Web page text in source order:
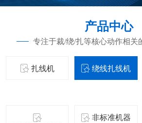
产品中心
专注于裁/绕/扎等核心动作相关
扎线机
绕线扎线机
非标准机器